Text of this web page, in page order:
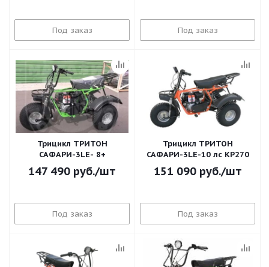
Под заказ Под заказ
Трицикл ТРИТОН
САФАРИ-3LE- 8+
147 490 руб./шт
Под заказ
Трицикл ТРИТОН
САФАРИ-3LE-10 лс KP270
151 090руб./шт
Под заказ